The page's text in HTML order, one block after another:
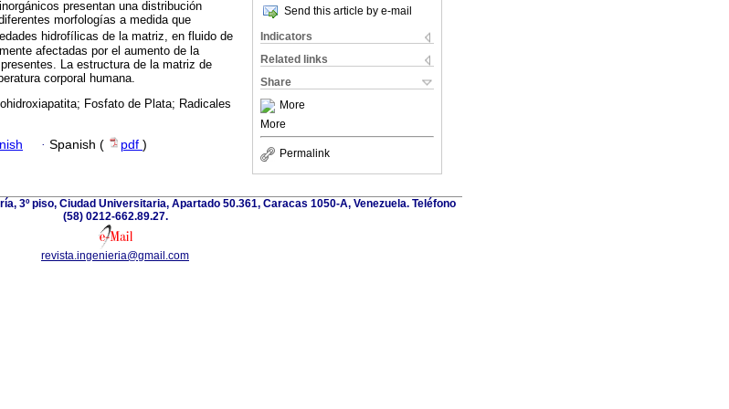
Send this article by e-mail
Indicators
Related links
Share
More
More
Permalink
presentan una distribución
morfologías a medida que
hidrofílicas de la matriz, en fluido de
afectadas por el aumento de la
La estructura de la matriz de
corporal humana.
Fosfato de Plata; Radicales
· Spanish ( pdf )
3º piso, Ciudad Universitaria, Apartado 50.361, Caracas 1050-A, Venezuela. Teléfono
(58) 0212-662.89.27.
revista.ingenieria@gmail.com